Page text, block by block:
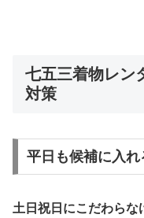
七五三着物レン
対策
平日も候補に入れ
土日祝日にこだわらな